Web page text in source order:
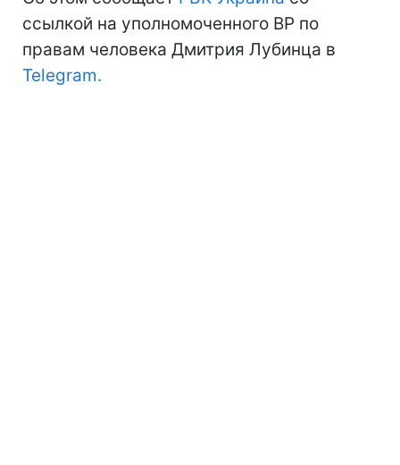
ссылкой на уполномоченного ВР по
правам человека Дмитрия Лубинца в
Telegram.